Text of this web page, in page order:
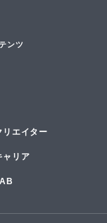
ンツ
リエイター
ャリア